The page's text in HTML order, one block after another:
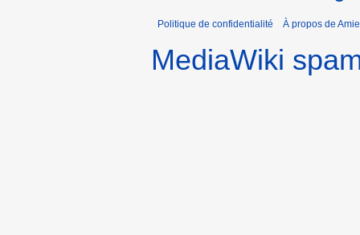
Politique de confidentialité À propos de
MediaWiki